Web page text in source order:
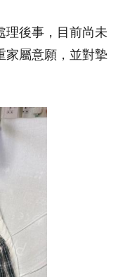
理後事，目前尚未
家屬意願，並對摯